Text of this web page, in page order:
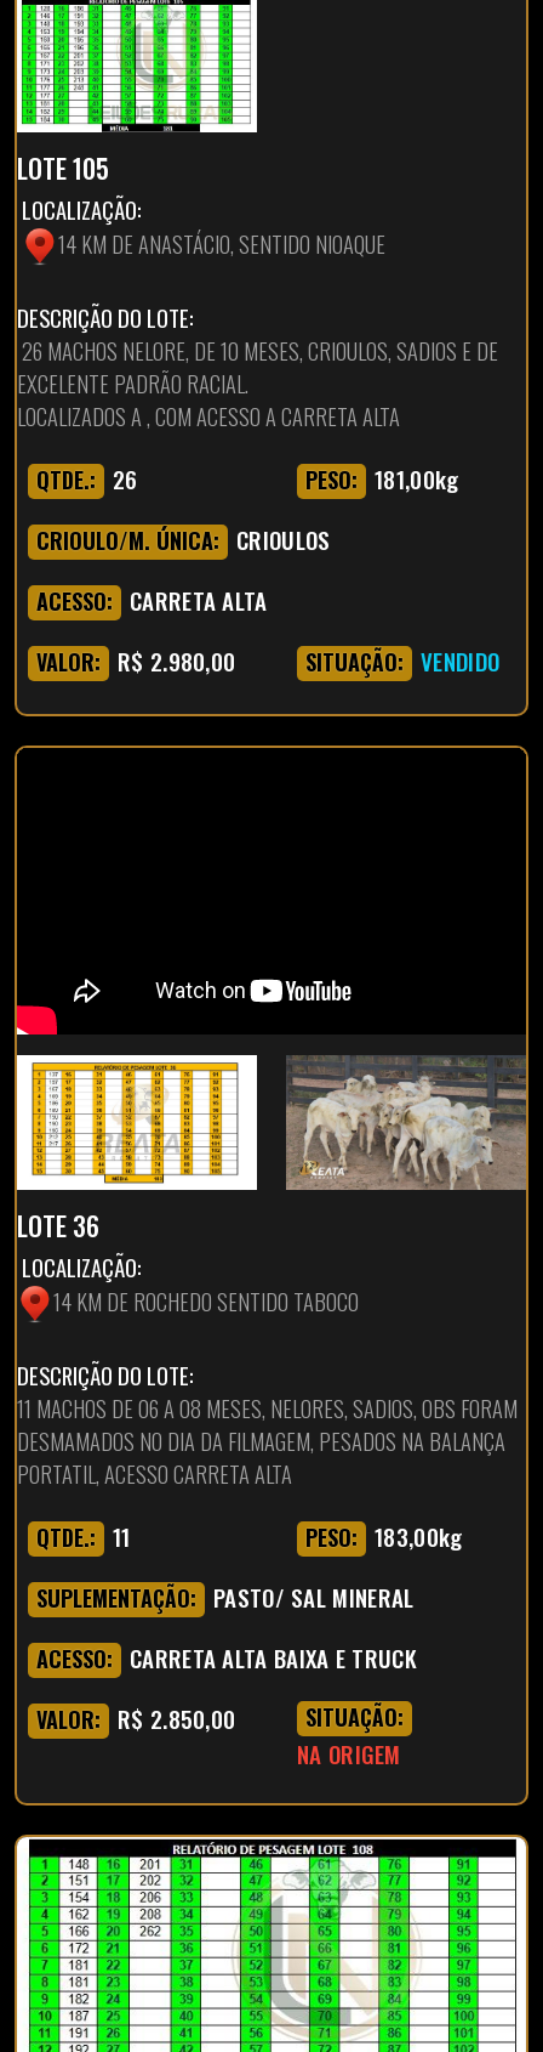
LOTE 105
LOCALIZAÇÃO:
14 KM DE ANASTÁCIO, SENTIDO NIOAQUE
DESCRIÇÃO DO LOTE:
26 MACHOS NELORE, DE 10 MESES, CRIOULOS, SADIOS E DE
EXCELENTE PADRÃO RACIAL.
LOCALIZADOS A , COM ACESSO A CARRETA ALTA
QTDE.: 26 PESO: 181,00kg
CRIOULO/M. ÚNICA: CRIOULOS
ACESSO: CARRETA ALTA
VALOR: R$ 2.980,00 SITUAÇÃO: VENDIDO
LOTE 36
LOCALIZAÇÃO:
14 KM DE ROCHEDO SENTIDO TABOCO
DESCRIÇÃO DO LOTE:
11 MACHOS DE 06 A 08 MESES, NELORES, SADIOS, OBS FORAM
DESMAMADOS NO DIA DA FILMAGEM, PESADOS NA BALANÇA
PORTATIL, ACESSO CARRETA ALTA
QTDE.: 11 PESO: 183,00kg
SUPLEMENTAÇÃO: PASTO/ SAL MINERAL
ACESSO: CARRETA ALTA BAIXA E TRUCK
VALOR: R$ 2.850,00 SITUAÇÃO:
NA ORIGEM